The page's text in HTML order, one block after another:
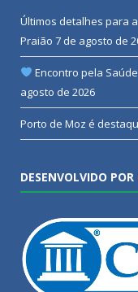
Últimos detalhes para
Praião 7 de agosto de
Encontro pela
agosto de 2026
Porto de Moz é
DESENVOLVIDO POR